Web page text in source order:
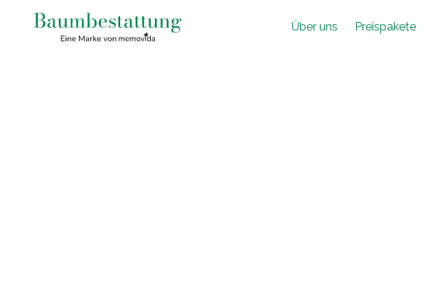
Über uns Preispakete